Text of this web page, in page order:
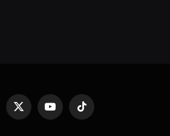
X
YouTubeTikTok